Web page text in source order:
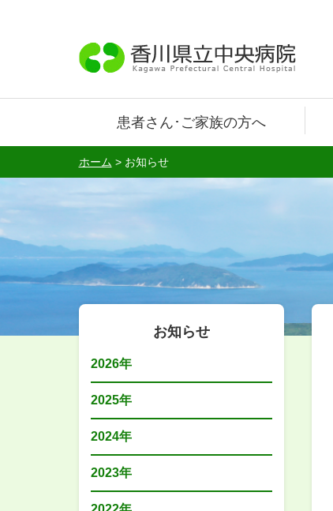
患者さん･ご家族の方へ
ホーム > お知らせ
お知らせ
2026年
2025年
2024年
2023年